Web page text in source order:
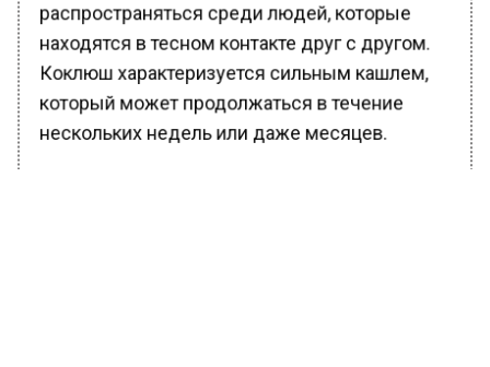
распространяться среди людей, которые
находятся в тесном контакте друг с другом.
Коклюш характеризуется сильным кашлем,
который может продолжаться в течение
нескольких недель или даже месяцев.